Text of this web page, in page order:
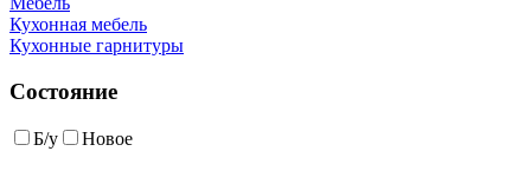
Кухонная мебель
Кухонные гарнитуры
Состояние
Б/у Новое